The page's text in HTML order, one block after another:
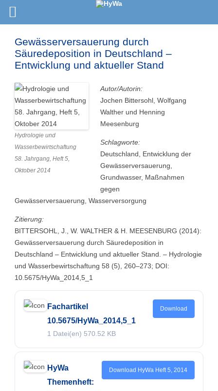
Gewässerversauerung durch
Säuredeposition in Deutschland –
Entwicklung und aktueller Stand
Hydrologie und
Wasserbewirtschaftung
58. Jahrgang, Heft 5,
Oktober 2014
Autor/Autorin:
Jochen Bittersohl, Wolfgang
Walther und Henning
Meesenburg
Schlagworte:
Deutschland, Entwicklung der
Gewässerversauerung,
Grundwasser, Maßnahmen
gegen
Gewässerversauerung, Wasserversorgung
Zitierung:
BITTERSOHL, J., W. WALTHER & H. MEESENBURG (2014):
Gewässerversauerung durch Säuredeposition in
Deutschland – Entwicklung und aktueller Stand. – Hydrologie
und Wasserbewirtschaftung 58 (5), 260–273; DOI:
10.5675/HyWa_2014,5_1
Fachartikel
10.5675/HyWa_2014,5_1
1 Datei(en) 570.52 KB
Download
HyWa
Themenheft:
Download HyWa Heft 5, 2014